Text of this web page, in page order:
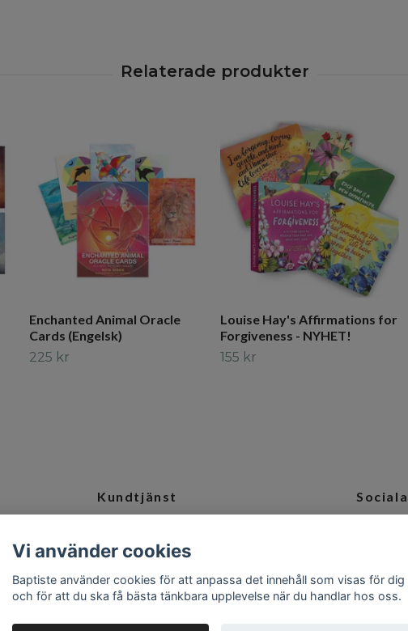
Enchanted Animal Oracle
Cards (Engelsk)
225 kr
Louise Hay's Affirmations for
Forgiveness - NYHET!
155 kr
Kundtjänst
info@camillabaptiste.se
Vi använder cookies
Baptiste använder cookies för att anpassa det innehåll som visas för dig
och för att du ska få bästa tänkbara upplevelse när du handlar hos oss.